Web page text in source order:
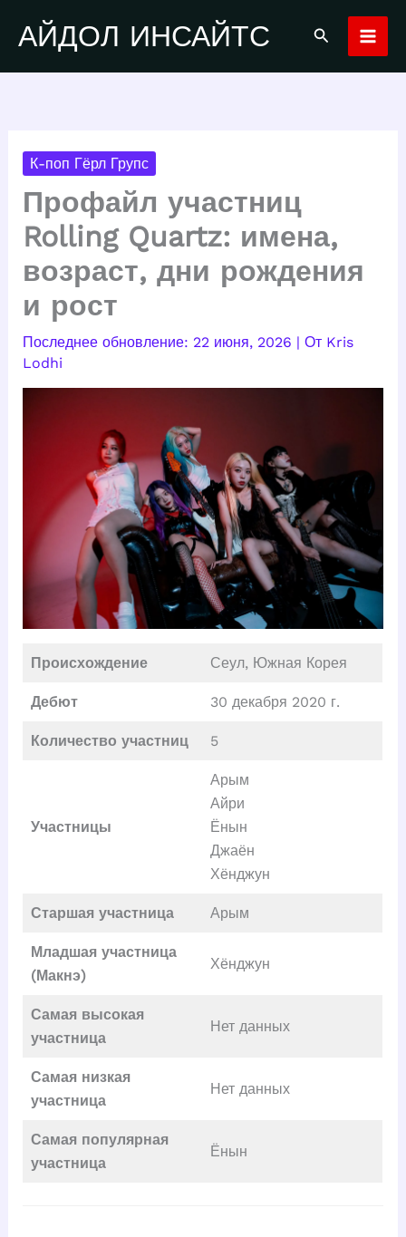
содержимому
АЙДОЛ ИНСАЙТС Поиск
К-поп Гёрл Групс
Профайл участниц
Rolling Quartz: имена,
возраст, дни рождения
и рост
22 июня, 2026 | От Kris
Lodhi
Происхождение Сеул, Южная Корея
Дебют 30 декабря 2020 г.
Количество участниц 5
Участницы
Арым
Айри
Ёнын
Джаён
Хёнджун
Старшая участница Арым
Младшая участница
(Макнэ)
Хёнджун
Самая высокая
участница
Нет данных
Самая низкая
участница
Нет данных
Самая популярная
участница
Ёнын